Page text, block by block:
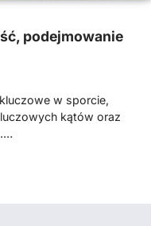
podejmowanie
w sporcie,
kątów oraz